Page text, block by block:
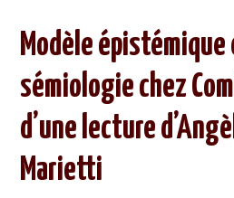
Modèle épistémique
sémiologie chez
d’une lecture
Marietti